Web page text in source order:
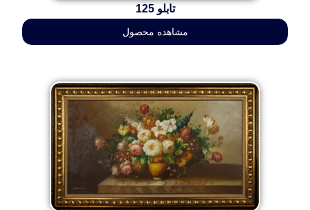
تابلو 125
مشاهده محصول